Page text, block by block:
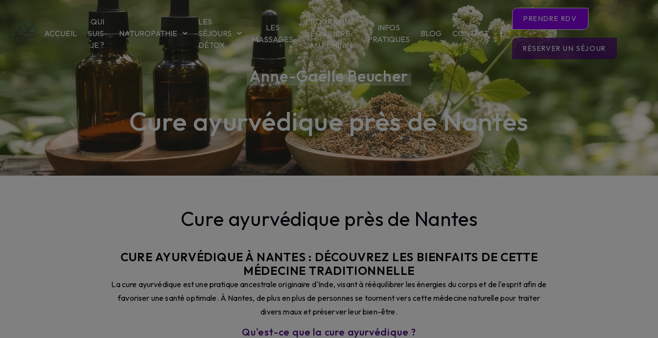
ACCUEIL
QUI
SUIS-
JE ?
NATUROPATHIE
LES
SÉJOURS
DÉTOX
LES
MASSAGES
PROGRAMME
ÉQUILIBRE
AU FÉMININ
INFOS
PRATIQUES
BLOG CONTACT
PRENDRE RDV
RÉSERVER UN SÉJOUR
Anne-Gaëlle Beucher
Cure ayurvédique près de Nantes
Cure ayurvédique près de Nantes
CURE AYURVÉDIQUE À NANTES : DÉCOUVREZ LES BIENFAITS DE CETTE
MÉDECINE TRADITIONNELLE
La cure ayurvédique est une pratique ancestrale originaire d'Inde, visant à rééquilibrer les énergies du corps et de l'esprit afin de
favoriser une santé optimale. À Nantes, de plus en plus de personnes se tournent vers cette médecine naturelle pour traiter
divers maux et préserver leur bien-être.
Qu'est-ce que la cure ayurvédique ?
Panneau de gestion des cookies